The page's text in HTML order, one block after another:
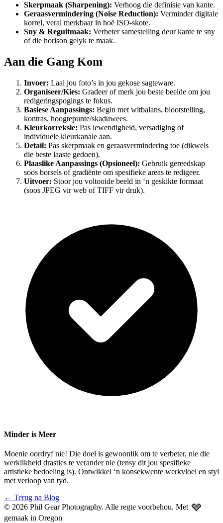
Skerpmaak (Sharpening): Verhoog die definisie van kante.
Geraasvermindering (Noise Reduction): Verminder digitale
korrel, veral merkbaar in hoë ISO-skote.
Sny & Reguitmaak: Verbeter samestelling deur kante te sny
of die horison gelyk te maak.
Aan die Gang Kom
Invoer: Laai jou foto’s in jou gekose sagteware.
Organiseer/Kies: Gradeer of merk jou beste beelde om jou
redigeringspogings te fokus.
Basiese Aanpassings: Begin met witbalans, blootstelling,
kontras, hoogtepunte/skaduwees.
Kleurkorreksie: Pas lewendigheid, versadiging of
individuele kleurkanale aan.
Detail: Pas skerpmaak en geraasvermindering toe (dikwels
die beste laaste gedoen).
Plaaslike Aanpassings (Opsioneel): Gebruik gereedskap
soos borsels of gradiënte om spesifieke areas te redigeer.
Uitvoer: Stoor jou voltooide beeld in ‘n geskikte formaat
(soos JPEG vir web of TIFF vir druk).
Minder is Meer
Moenie oordryf nie! Die doel is gewoonlik om te verbeter, nie die
werklikheid drasties te verander nie (tensy dit jou spesifieke
artistieke bedoeling is). Ontwikkel ‘n konsekwente werkvloei en styl
met verloop van tyd.
← Terug na Blog
© 2026 Phil Gear Photography. Alle regte voorbehou. Met 🩶
gemaak in Oregon